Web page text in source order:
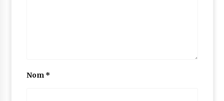
Nom *